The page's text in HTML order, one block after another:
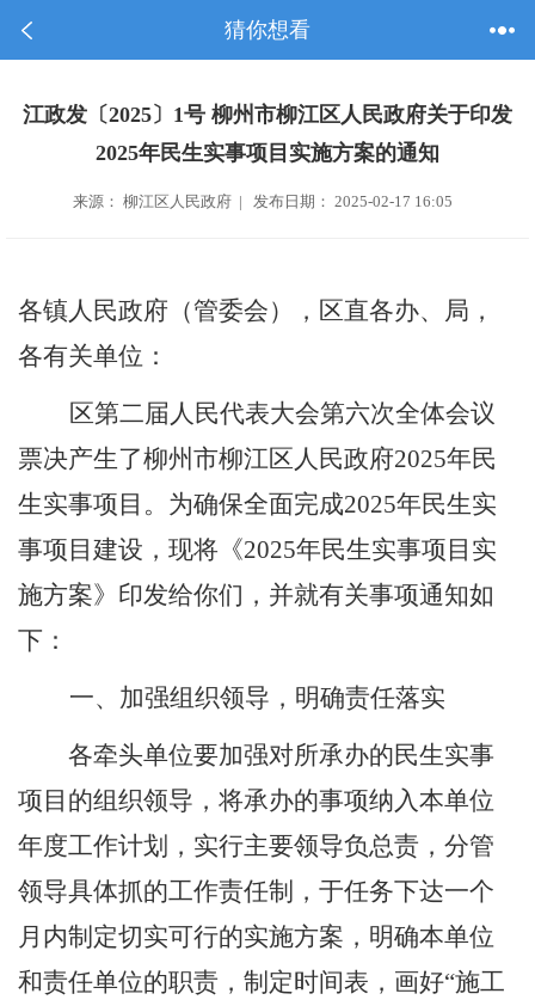
猜你想看
江政发〔2025〕1号 柳州市柳江区人民政府关于印发
2025年民生实事项目实施方案的通知
来源： 柳江区人民政府 | 发布日期： 2025-02-17 16:05
各镇人民政府 （管委会） ， 区直各办、局，
各有关单位：
区第二届人民代表大会第六次全体会议
票决产生了柳州市柳江区人民政府2025年民
生实事项目 。为确保全面完成2025年民生实
事项目建设 ，现将《2025年民生实事项目实
施方案》 印发给你们，并就有关事项通知如
下 ：
一、 加强组织领导，明确责任落实
各牵头单位要加强对所承办的民生实事
项目 的组织领导，将承办的事项纳入本单位
年度工作计划，实行主要领导负总责，分管
领导具体抓的工作责任制， 于任务下达一个
月内制定切实可行的实施方案，明确本单位
和责任单位的职责，制定时间表，画好“施工